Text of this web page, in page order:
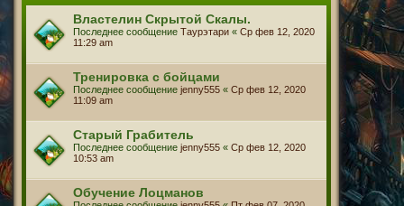
Властелин Скрытой Скалы.
Последнее сообщение Таурэтари « Ср фев 12, 2020
11:29 am
Тренировка с бойцами
Последнее сообщение jenny555 « Ср фев 12, 2020
11:09 am
Старый Грабитель
Последнее сообщение jenny555 « Ср фев 12, 2020
10:53 am
Обучение Лоцманов